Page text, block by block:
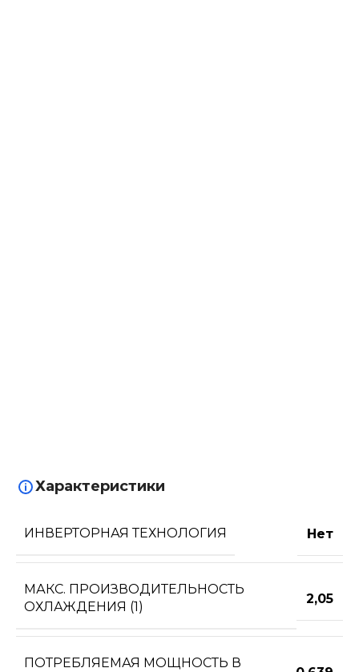
Характеристики
ИНВЕРТОРНАЯ ТЕХНОЛОГИЯ Нет
МАКС. ПРОИЗВОДИТЕЛЬНОСТЬ
ОХЛАЖДЕНИЯ (1)
2,05
ПОТРЕБЛЯЕМАЯ МОЩНОСТЬ В